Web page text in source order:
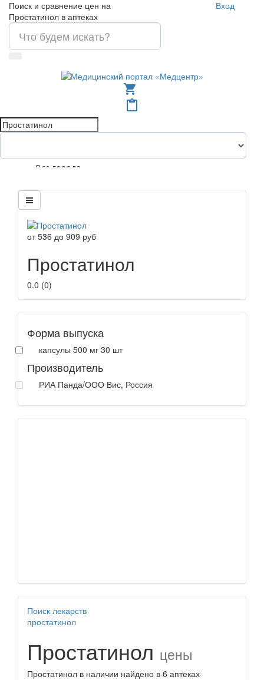
Поиск и сравнение цен на
Простатинол в аптеках
Вход
shopping_cart
content_paste
Все города
от536 до 909 руб
Простатинол
0.0 (0)
Форма выпуска
капсулы 500 мг 30 шт
Производитель
РИА Панда/ООО Вис, Россия
Поиск лекарств
простатинол
Простатинол цены
Простатинол в наличии найдено в 6 аптеках